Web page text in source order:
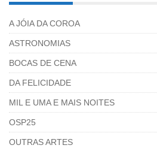
A JÓIA DA COROA
ASTRONOMIAS
BOCAS DE CENA
DA FELICIDADE
MIL E UMA E MAIS NOITES
OSP25
OUTRAS ARTES